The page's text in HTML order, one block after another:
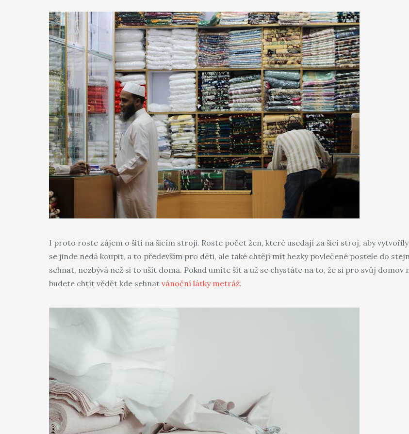
I proto roste zájem o šití na šicím stroji. Roste počet žen, které usedají za šicí stroj, aby
se jinde nedá koupit, a to především pro děti, ale také chtějí mít hezky povlečené postele do
sehnat, nezbývá než si to ušít doma. Pokud umíte šít a už se chystáte na to, že si pro svůj
budete chtít vědět kde sehnat vánoční látky metráž.